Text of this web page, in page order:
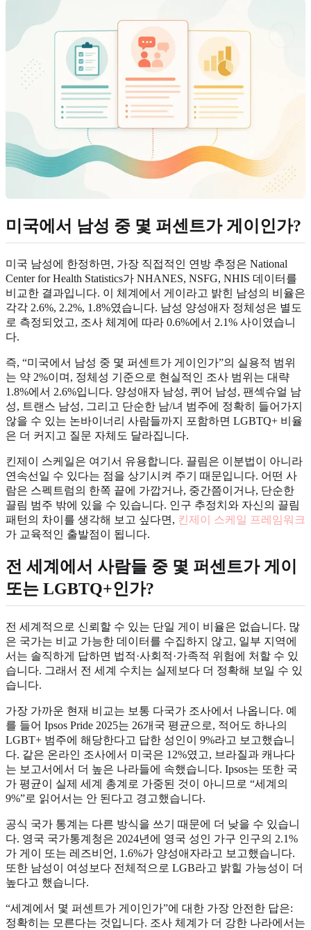
미국에서 남성 중 몇 퍼센트가 게이인가?
미국 남성에 한정하면, 가장 직접적인 연방 추정은 National
Center for Health Statistics가 NHANES, NSFG, NHIS 데이터를
비교한 결과입니다. 이 체계에서 게이라고 밝힌 남성의 비율은
각각 2.6%, 2.2%, 1.8%였습니다. 남성 양성애자 정체성은 별도
로 측정되었고, 조사 체계에 따라 0.6%에서 2.1% 사이였습니
다.
즉, “미국에서 남성 중 몇 퍼센트가 게이인가”의 실용적 범위
는 약 2%이며, 정체성 기준으로 현실적인 조사 범위는 대략
1.8%에서 2.6%입니다. 양성애자 남성, 퀴어 남성, 팬섹슈얼 남
성, 트랜스 남성, 그리고 단순한 남/녀 범주에 정확히 들어가지
않을 수 있는 논바이너리 사람들까지 포함하면 LGBTQ+ 비율
은 더 커지고 질문 자체도 달라집니다.
킨제이 스케일은 여기서 유용합니다. 끌림은 이분법이 아니라
연속선일 수 있다는 점을 상기시켜 주기 때문입니다. 어떤 사
람은 스펙트럼의 한쪽 끝에 가깝거나, 중간쯤이거나, 단순한
끌림 범주 밖에 있을 수 있습니다. 인구 추정치와 자신의 끌림
패턴의 차이를 생각해 보고 싶다면, 킨제이 스케일 프레임워크
가 교육적인 출발점이 됩니다.
전 세계에서 사람들 중 몇 퍼센트가 게이
또는 LGBTQ+인가?
전 세계적으로 신뢰할 수 있는 단일 게이 비율은 없습니다. 많
은 국가는 비교 가능한 데이터를 수집하지 않고, 일부 지역에
서는 솔직하게 답하면 법적·사회적·가족적 위험에 처할 수 있
습니다. 그래서 전 세계 수치는 실제보다 더 정확해 보일 수 있
습니다.
가장 가까운 현재 비교는 보통 다국가 조사에서 나옵니다. 예
를 들어 Ipsos Pride 2025는 26개국 평균으로, 적어도 하나의
LGBT+ 범주에 해당한다고 답한 성인이 9%라고 보고했습니
다. 같은 온라인 조사에서 미국은 12%였고, 브라질과 캐나다
는 보고서에서 더 높은 나라들에 속했습니다. Ipsos는 또한 국
가 평균이 실제 세계 총계로 가중된 것이 아니므로 “세계의
9%”로 읽어서는 안 된다고 경고했습니다.
공식 국가 통계는 다른 방식을 쓰기 때문에 더 낮을 수 있습니
다. 영국 국가통계청은 2024년에 영국 성인 가구 인구의 2.1%
가 게이 또는 레즈비언, 1.6%가 양성애자라고 보고했습니다.
또한 남성이 여성보다 전체적으로 LGB라고 밝힐 가능성이 더
높다고 했습니다.
“세계에서 몇 퍼센트가 게이인가”에 대한 가장 안전한 답은:
정확히는 모른다는 것입니다. 조사 체계가 더 강한 나라에서는